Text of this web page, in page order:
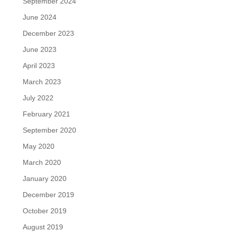
June 2024
December 2023
June 2023
April 2023
March 2023
July 2022
February 2021
September 2020
May 2020
March 2020
January 2020
December 2019
October 2019
August 2019